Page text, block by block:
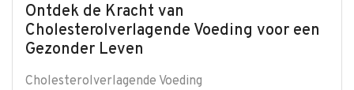
Ontdek de Kracht van
Cholesterolverlagende Voeding voor een
Gezonder Leven
Cholesterolverlagende Voeding